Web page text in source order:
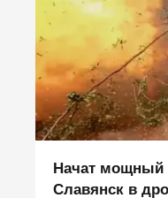
Начат мощный
Славянск в